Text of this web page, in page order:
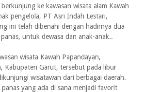
ke kawasan wisata alam Kawah
pengelola, PT Asri Indah Lestari,
ini telah dibenahi dengan hadirnya dua
untuk dewasa dan anak-anak..
wisata Kawah Papandayan,
Kabupaten Garut, tersebut pada libur
wisatawan dari berbagai daerah.
yang ada di sana menjadi favorit